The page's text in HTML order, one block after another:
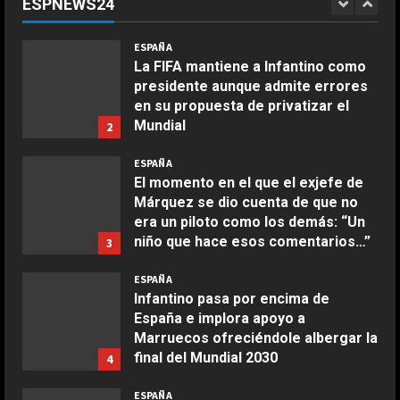
ESPNEWS24
1
Infantino de llevarla a Marruecos:
Agosto 6, 2026
2
ESPAÑA
La FIFA mantiene a Infantino como
presidente aunque admite errores
en su propuesta de privatizar el
Mundial
3
ESPAÑA
El momento en el que el exjefe de
Márquez se dio cuenta de que no
era un piloto como los demás: “Un
niño que hace esos comentarios…”
4
ESPAÑA
Infantino pasa por encima de
España e implora apoyo a
Marruecos ofreciéndole albergar la
final del Mundial 2030
ESPAÑA
Ensalada de espinacas deliciosa
Boquerones fritos en freidora de
aire
Aprile 24, 2026
Buñuelos de alcachofas
Aprile 5, 2026